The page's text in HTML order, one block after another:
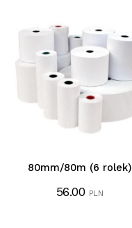
80mm/80m (6 rolek)
56.00 PLN